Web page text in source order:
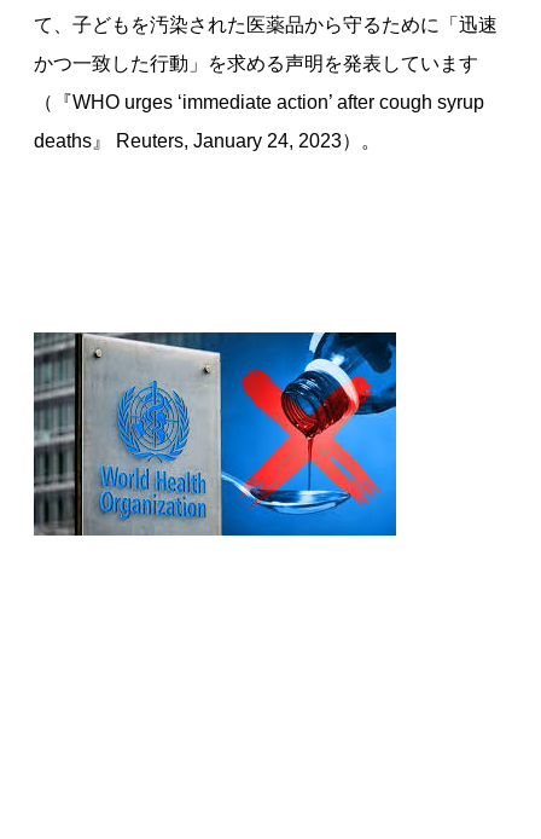
て、子どもを汚染された医薬品から守るために「迅速
かつ一致した行動」を求める声明を発表しています
（『WHO urges ‘immediate action’ after cough syrup
deaths』 Reuters, January 24, 2023）。